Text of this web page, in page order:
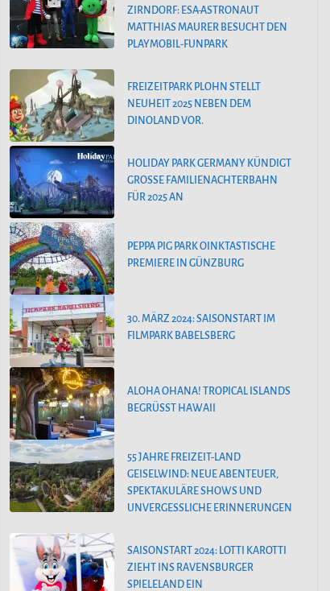
ZIRNDORF: ESA-ASTRONAUT
MATTHIAS MAURER BESUCHT DEN
PLAYMOBIL-FUNPARK
FREIZEITPARK PLOHN STELLT
NEUHEIT 2025 NEBEN DEM
DINOLAND VOR.
HOLIDAY PARK GERMANY KÜNDIGT
GROSSE FAMILIENACHTERBAHN F
ÜR 2025 AN
PEPPA PIG PARK OINKTASTISCHE
PREMIERE IN GÜNZBURG
30. MÄRZ 2024: SAISONSTART IM
FILMPARK BABELSBERG
ALOHA OHANA! TROPICAL ISLANDS
BEGRÜSST HAWAII
55 JAHRE FREIZEIT-LAND
GEISELWIND: NEUE ABENTEUER,
SPEKTAKULÄRE SHOWS UND
UNVERGESSLICHE ERINNERUNGEN
SAISONSTART 2024: LOTTI KAROTTI
ZIEHT INS RAVENSBURGER
SPIELELAND EIN